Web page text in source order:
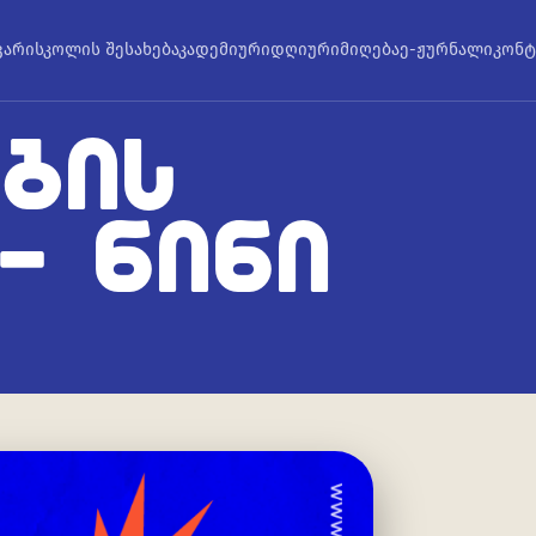
სკოლის შესახებაკადემიურიდღიურიმიღებაე-ჟურნალი
ᲜᲘᲜᲘ